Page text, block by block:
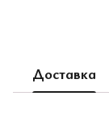
Доставка